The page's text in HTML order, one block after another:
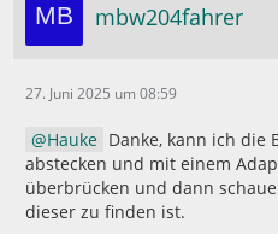
mbw204fahrer
27. Juni 2025 um 08:59
Hauke Danke, kann ich die
abstecken und mit einem
überbrücken und dann
dieser zu finden ist.